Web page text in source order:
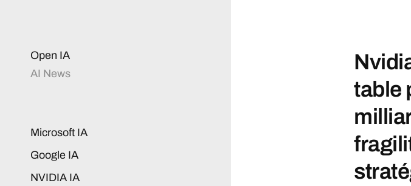
Open IA
AI News
Microsoft IA
Google IA
NVIDIA IA
table